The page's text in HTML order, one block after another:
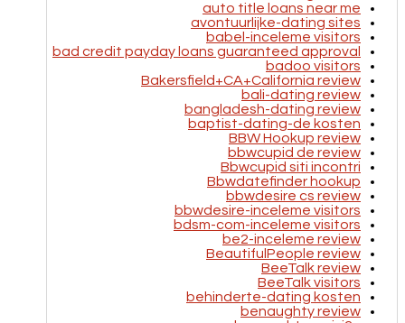
auto title loans near me
avontuurlijke-dating sites
babel-inceleme visitors
bad credit payday loans guaranteed approval
badoo visitors
Bakersfield+CA+California review
bali-dating review
bangladesh-dating review
baptist-dating-de kosten
BBW Hookup review
bbwcupid de review
Bbwcupid siti incontri
Bbwdatefinder hookup
bbwdesire cs review
bbwdesire-inceleme visitors
bdsm-com-inceleme visitors
be2-inceleme review
BeautifulPeople review
BeeTalk review
BeeTalk visitors
behinderte-dating kosten
benaughty review